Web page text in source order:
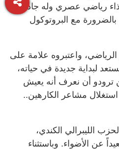
رياضي عصري وله جاذبية
بالضرورة مع البروتوكول
واعتبروه علامة على
لبداية جديدة في حياته،
ترودو أن نعرف أنه يعيش
استغلال مشاعر الكارهين..
الليبرالي الكندي،
عن الأضواء. وباستثناء